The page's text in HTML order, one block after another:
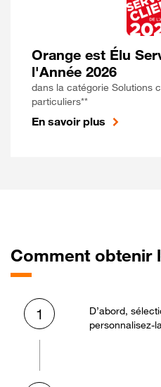
Orange est Élu
l'Année 2026
dans la catégorie Solutions
particuliers**
En savoir plus
Comment obtenir
1
D’abord,
personnalisez-